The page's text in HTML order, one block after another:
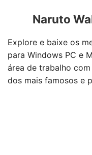
Naruto
Explore e baixe os
para Windows PC e
área de trabalho
dos mais famosos e